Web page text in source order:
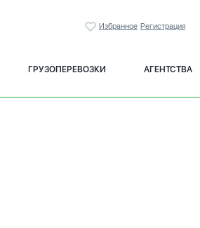
Избранное Регистрация
ГРУЗОПЕРЕВОЗКИ АГЕНТСТВА